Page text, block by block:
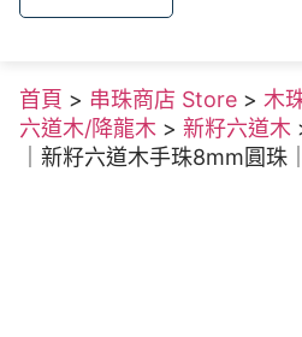
EN
TH
VI
首頁 > 串珠商店 Store > 木
六道木/降龍木 > 新籽六道木
｜新籽六道木手珠8mm圓珠